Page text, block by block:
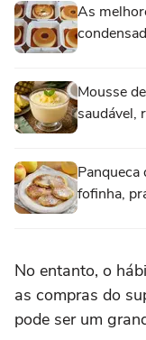
As
Mousse
saudável,
Panqueca
fofinha,
No entanto, o
as compras do
pode ser um